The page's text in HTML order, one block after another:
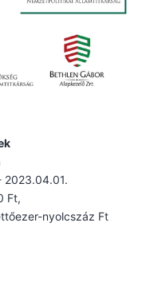
2023.04.01.
Ft,
nyolcszáz Ft